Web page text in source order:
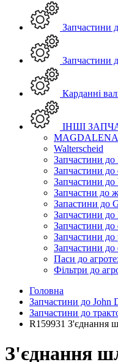
Запчастини
Запчастини
Карданні
ІНШІ
MAGDALENA
Walterscheid
Запчастини до
Запчастини до
Запчастини до
Запчастни до
Запастини до
Запчастини до
Запчастини до
Запчастини до
Запчастини до
Паси до
Фільтри до
Головна
Запчастини до John
Запчастини до
R159931 З'єднання
З'єднання